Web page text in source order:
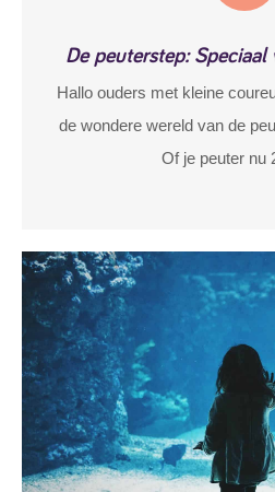
De peuterstep:
Hallo ouders met kleine
de wondere wereld van de
Of je peuter nu